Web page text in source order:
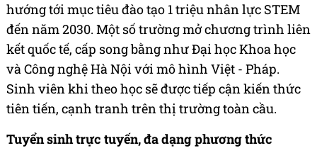
hướng tới mục tiêu đào tạo 1 triệu nhân lực STEM
đến năm 2030. Một số trường mở chương trình liên
kết quốc tế, cấp song bằng như Đại học Khoa học
và Công nghệ Hà Nội với mô hình Việt - Pháp.
Sinh viên khi theo học sẽ được tiếp cận kiến thức
tiên tiến, cạnh tranh trên thị trường toàn cầu.
Tuyển sinh trực tuyến, đa dạng phương thức